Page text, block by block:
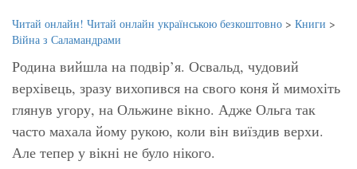
Читай онлайн! Читай онлайн українською безкоштовно > Книги >
Війна з Саламандрами
Родина вийшла на подвір’я. Освальд, чудовий
верхівець, зразу вихопився на свого коня й мимохіть
глянув угору, на Ольжине вікно. Адже Ольга так
часто махала йому рукою, коли він виїздив верхи.
Але тепер у вікні не було нікого.